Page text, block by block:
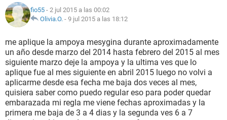
NUTRICIÓN
BIENESTAR
SEXUALIDAD
GLOSARIO
fio55 - 2 jul 2015 a las 00:02
Olivia.O. - 9 jul 2015 a las 18:12
me aplique la ampoya mesygina durante aproximadamente
un año desde marzo del 2014 hasta febrero del 2015 al mes
siguiente marzo deje la ampoya y la ultima ves que lo
aplique fue al mes siguiente en abril 2015 luego no volvi a
aplicarme desde esa fecha me baja dos veces al mes,
quisiera saber como puedo regular eso para poder quedar
embarazada mi regla me viene fechas aproximadas y la
primera me baja de 3 a 4 dias y la segunda ves 6 a 7